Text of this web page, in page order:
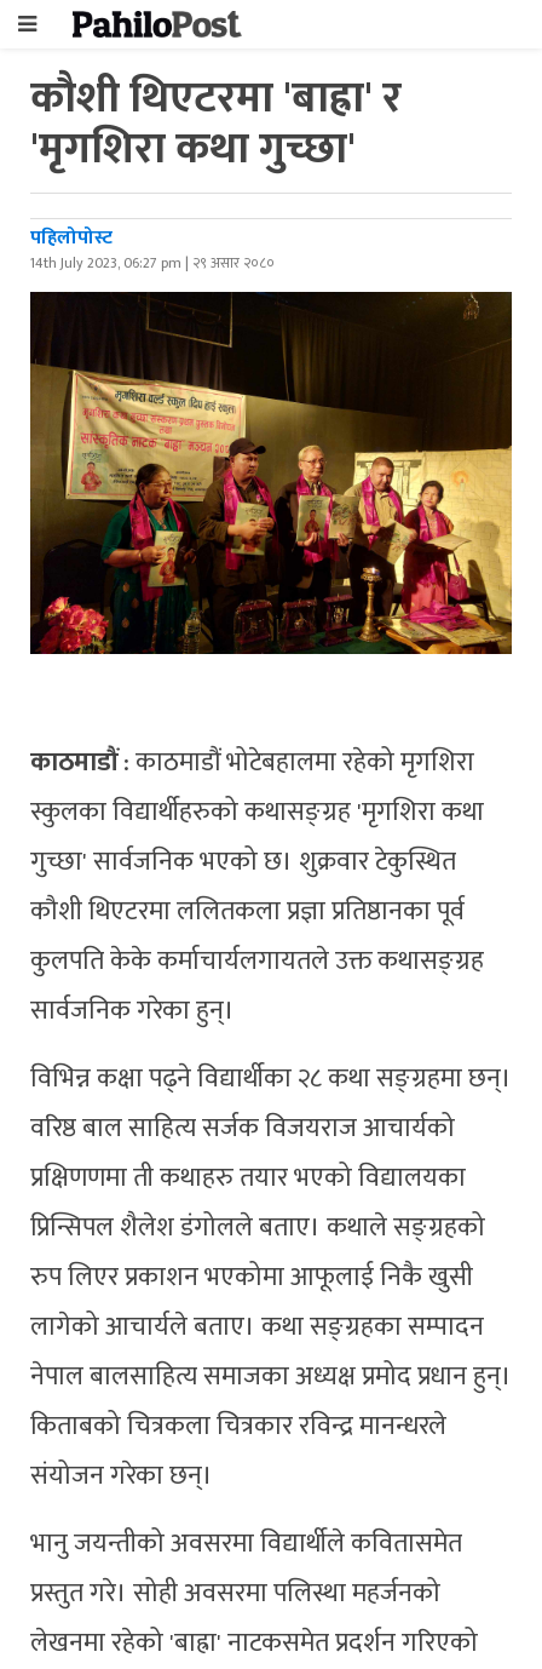
कौशी थिएटरमा 'बाह्रा' र
'मृगशिरा कथा गुच्छा'
पहिलोपोस्ट
14th July 2023, 06:27 pm | २९ असार २०८०
काठमाडौं: काठमाडौं भोटेबहालमा रहेको मृगशिरा
स्कुलका विद्यार्थीहरुको कथासङ्ग्रह 'मृगशिरा कथा
गुच्छा' सार्वजनिक भएको छ। शुक्रवार टेकुस्थित
कौशी थिएटरमा ललितकला प्रज्ञा प्रतिष्ठानका पूर्व
कुलपति केके कर्माचार्यलगायतले उक्त कथासङ्ग्रह
सार्वजनिक गरेका हुन्।
विभिन्न कक्षा पढ्ने विद्यार्थीका २८ कथा सङ्ग्रहमा छन्।
वरिष्ठ बाल साहित्य सर्जक विजयराज आचार्यको
प्रक्षिणणमा ती कथाहरु तयार भएको विद्यालयका
प्रिन्सिपल शैलेश डंगोलले बताए। कथाले सङ्ग्रहको
रुप लिएर प्रकाशन भएकोमा आफूलाई निकै खुसी
लागेको आचार्यले बताए। कथा सङ्ग्रहका सम्पादन
नेपाल बालसाहित्य समाजका अध्यक्ष प्रमोद प्रधान हुन्।
किताबको चित्रकला चित्रकार रविन्द्र मानन्धरले
संयोजन गरेका छन्।
भानु जयन्तीको अवसरमा विद्यार्थीले कवितासमेत
प्रस्तुत गरे। सोही अवसरमा पलिस्था महर्जनको
लेखनमा रहेको 'बाह्रा' नाटकसमेत प्रदर्शन गरिएको